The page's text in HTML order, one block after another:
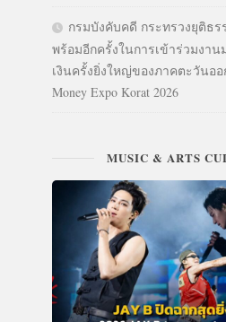
กรมบังคับคดี กระทรวงยุติธ
พร้อมอีกครั้งในการเข้าร่วมงาน
เงินครั้งยิ่งใหญ่ของภาคตะวันออ
Money Expo Korat 2026
MUSIC & ARTS